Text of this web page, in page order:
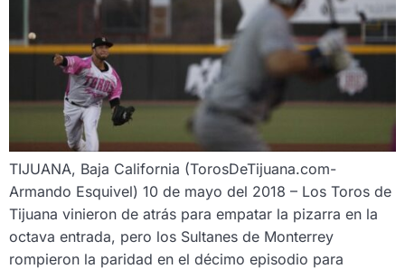
TIJUANA, Baja California (TorosDeTijuana.com-
Armando Esquivel) 10 de mayo del 2018 – Los Toros de
Tijuana vinieron de atrás para empatar la pizarra en la
octava entrada, pero los Sultanes de Monterrey
rompieron la paridad en el décimo episodio para